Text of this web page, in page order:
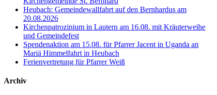
Heubach: Gemeindewallfahrt auf den Bernhardus am
20.08.2026
Kirchenpatrozinium in Lautern am 16.08. mit Kräuterweihe
und Gemeindefest
Spendenaktion am 15.08. für Pfarrer Jacent in Uganda an
Mariä Himmelfahrt in Heubach
Ferienvertretung für Pfarrer Weiß
Archiv